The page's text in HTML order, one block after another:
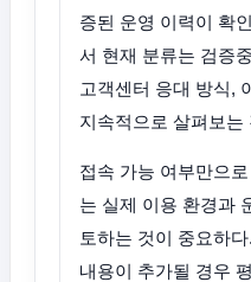
증된 운영 이력이 확
서 현재 분류는 검증
고객센터 응대 방식,
지속적으로 살펴보는
접속 가능 여부만으
는 실제 이용 환경과
토하는 것이 중요하
내용이 추가될 경우